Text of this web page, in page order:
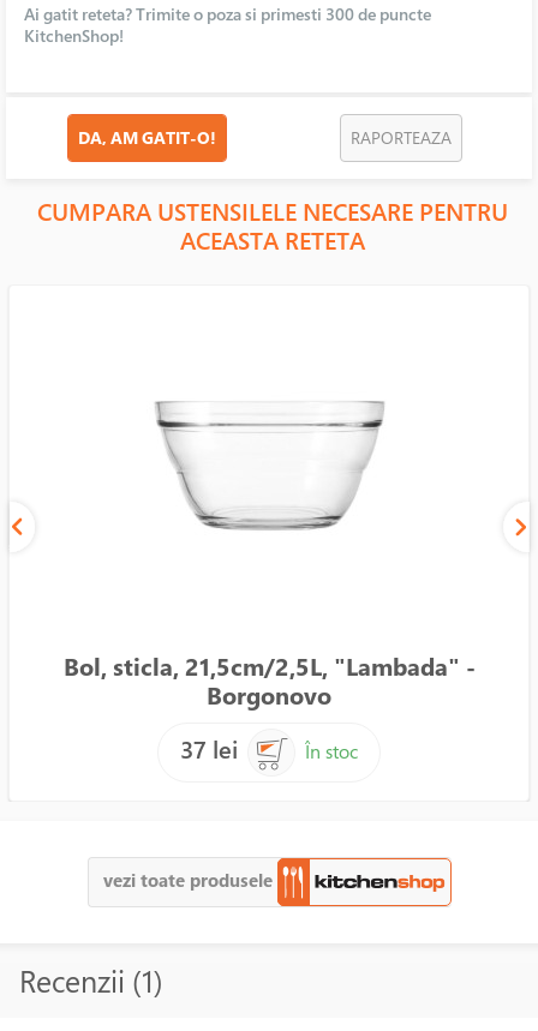
Ai gatit reteta? Trimite o poza si primesti 300 de puncte
KitchenShop!
DA, AM GATIT-O! RAPORTEAZA
CUMPARA USTENSILELE NECESARE PENTRU
ACEASTA RETETA
Bol, sticla, 21,5cm/2,5L, "Lambada" -
Borgonovo
37 lei
În stoc
vezi toate produsele
Recenzii (1)